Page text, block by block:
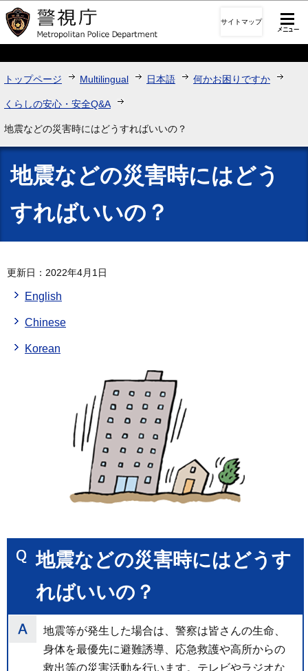
このページの本文へ移動
サイトマップ
トップページ Multilingual 日本語 何かお困りですか
くらしの安心・安全Q&A
地震などの災害時にはどうすればいいの？
地震などの災害時にはどう
すればいいの？
更新日：2022年4月1日
English
Chinese
Korean
地震などの災害時にはどうす
ればいいの？
地震等が発生した場合は、警察は皆さんの生命、
身体を最優先に避難誘導、応急救護や高所からの
救出等の災害活動を行います。テレビやラジオな